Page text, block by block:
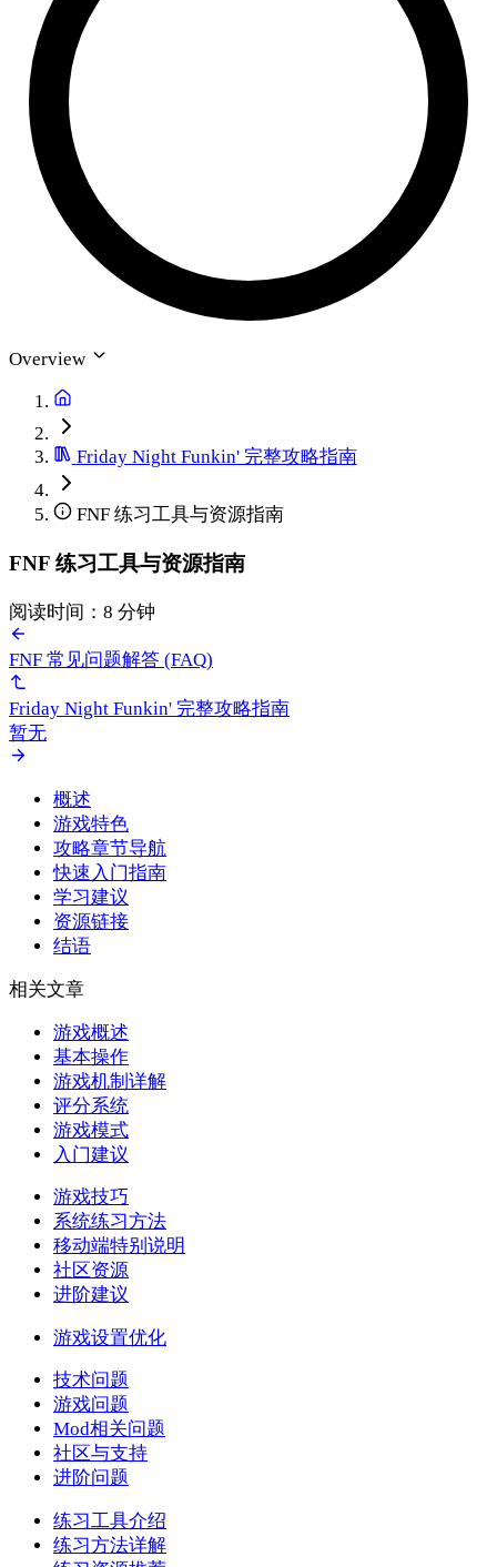
Overview
Friday Night Funkin' 完整攻略指南
FNF 练习工具与资源指南
FNF 练习工具与资源指南
阅读时间：8 分钟
FNF 常见问题解答 (FAQ)
Friday Night Funkin' 完整攻略指南
暂无
概述
游戏特色
攻略章节导航
快速入门指南
学习建议
资源链接
结语
相关文章
游戏概述
基本操作
游戏机制详解
评分系统
游戏模式
入门建议
游戏技巧
系统练习方法
移动端特别说明
社区资源
进阶建议
游戏设置优化
技术问题
游戏问题
Mod相关问题
社区与支持
进阶问题
练习工具介绍
练习方法详解